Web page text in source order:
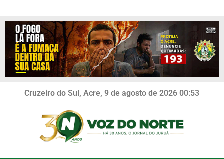
Cruzeiro do Sul, Acre, 9 de agosto de 2026 00:53